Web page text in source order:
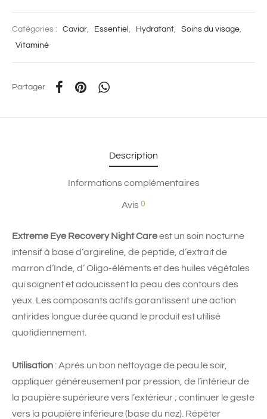
Catégories : Caviar Essentiel Hydratant Soins du visage
Vitaminé
Partager
Description
Informations complémentaires
Avis 0
Extreme Eye Recovery Night Careest un soin nocturne
intensif à base d’argireline, de peptide, d’extrait de
marron d’Inde, d’ Oligo-éléments et des huiles végétales
qui soignent et adoucissent la peau des contours des
yeux. Les composants actifs garantissent une action
antirides longue durée quand le produit est utilisé
quotidiennement.
Utilisation: Après un bon nettoyage de peau le soir,
appliquer généreusement par pression, de l’intérieur de
la paupière supérieure vers l’extérieur ; continuer le geste
vers la paupière inférieure (base du nez). Répéter